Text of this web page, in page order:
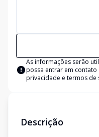
As informações serão
possa entrar em
privacidade e termos de
Descrição